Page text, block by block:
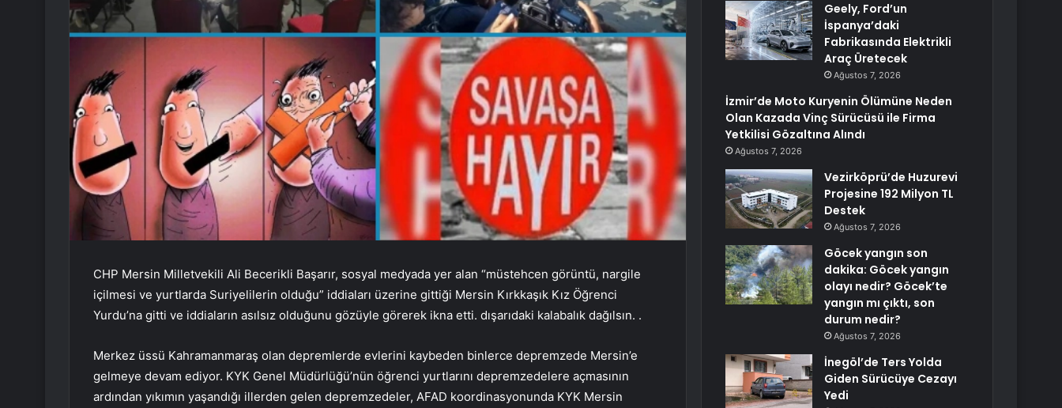
CHP Mersin Milletvekili Ali Becerikli Başarır, sosyal medyada yer alan “müstehcen görüntü, nargile
içilmesi ve yurtlarda Suriyelilerin olduğu” iddiaları üzerine gittiği Mersin Kırkkaşık Kız Öğrenci
Yurdu’na gitti ve iddiaların asılsız olduğunu gözüyle görerek ikna etti. dışarıdaki kalabalık dağılsın. .
Merkez üssü Kahramanmaraş olan depremlerde evlerini kaybeden binlerce depremzede Mersin’e
gelmeye devam ediyor. KYK Genel Müdürlüğü’nün öğrenci yurtlarını depremzedelere açmasının
ardından yıkımın yaşandığı illerden gelen depremzedeler, AFAD koordinasyonunda KYK Mersin
Geely, Ford’un
İspanya’daki
Fabrikasında Elektrikli
Araç Üretecek
Ağustos 7, 2026
İzmir’de Moto Kuryenin Ölümüne Neden
Olan Kazada Vinç Sürücüsü ile Firma
Yetkilisi Gözaltına Alındı
Ağustos 7, 2026
Vezirköprü’de Huzurevi
Projesine 192 Milyon TL
Destek
Ağustos 7, 2026
Göcek yangın son
dakika: Göcek yangın
olayı nedir? Göcek’te
yangın mı çıktı, son
durum nedir?
Ağustos 7, 2026
İnegöl’de Ters Yolda
Giden Sürücüye Cezayı
Yedi